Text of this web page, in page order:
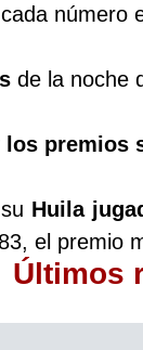
número
de la noche
premios
Huila
el premio
Últimos